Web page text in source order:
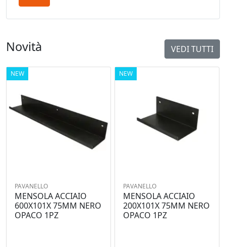
Novità VEDI TUTTI
NEW
PAVANELLO
MENSOLA ACCIAIO
600X101X 75MM NERO
OPACO 1PZ
NEW
PAVANELLO
MENSOLA ACCIAIO
200X101X 75MM NERO
OPACO 1PZ